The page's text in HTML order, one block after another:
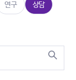
연구 상담